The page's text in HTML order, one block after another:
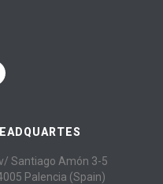
Santiago Amón 3-5
Palencia (Spain)